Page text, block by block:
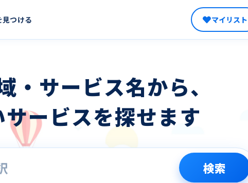
つける マイリスト
・サービス名から、
ービスを探せます
検索